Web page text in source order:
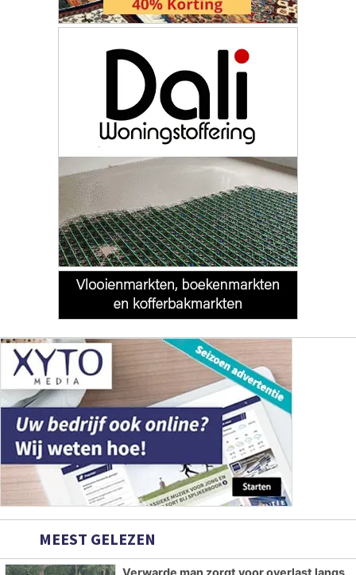
MEEST GELEZEN
Verwarde man zorgt voor overlast langs